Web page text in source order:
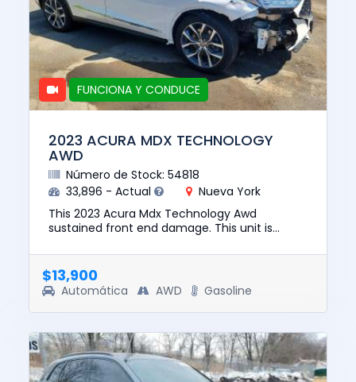
FUNCIONA Y CONDUCE
2023 ACURA MDX TECHNOLOGY
AWD
Número de Stock: 54818
33,896 - Actual
Nueva York
This 2023 Acura Mdx Technology Awd
sustained front end damage. This unit is
value of this vehicle was $40851...
$13,900
Automática AWD Gasoline